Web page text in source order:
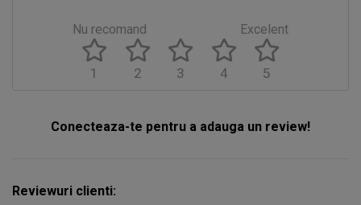
Nu recomand Excelent
5
4
3
2
1
Conecteaza-te pentru a adauga un review!
Reviewuri clienti: